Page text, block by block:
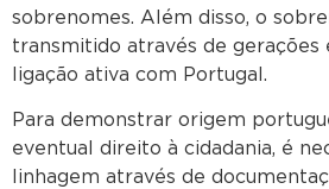
sobrenomes. Além disso, o
transmitido através de gerações
ligação ativa com Portugal.
Para demonstrar origem
eventual direito à cidadania, é
linhagem através de